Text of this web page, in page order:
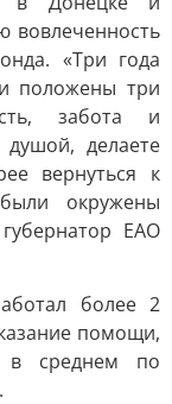
вовлеченность
«Три года
положены три
забота и
делаете
вернуться к
окружены
ЕАО
более 2
помощи,
в среднем по